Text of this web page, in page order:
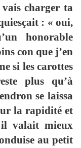
charger ta
: « oui,
honorable
con que j’en
si les carottes
plus qu’à
se laissa
la rapidité et
il valait mieux
au petit